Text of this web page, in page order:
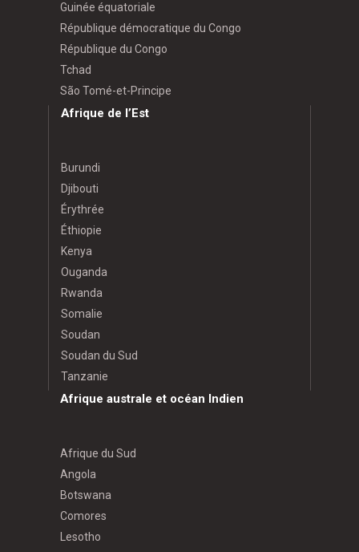
Guinée équatoriale
République démocratique du Congo
République du Congo
Tchad
São Tomé-et-Principe
Afrique de l’Est
Burundi
Djibouti
Érythrée
Éthiopie
Kenya
Ouganda
Rwanda
Somalie
Soudan
Soudan du Sud
Tanzanie
Afrique australe et océan Indien
Afrique du Sud
Angola
Botswana
Comores
Lesotho